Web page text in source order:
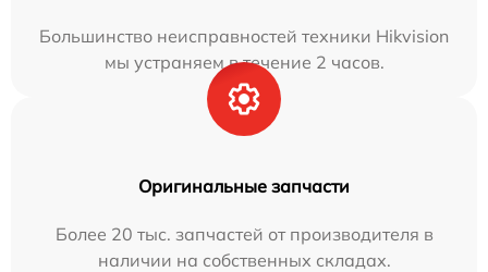
Большинство неисправностей техники Hikvision
мы устраняем в течение 2 часов.
Оригинальные запчасти
Более 20 тыс. запчастей от производителя в
наличии на собственных складах.